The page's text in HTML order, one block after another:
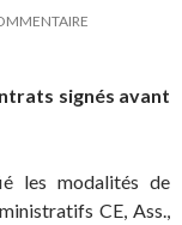
signés avant
les modalités de
CE, Ass.,